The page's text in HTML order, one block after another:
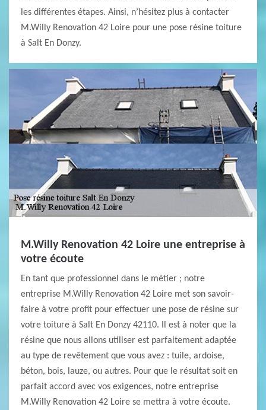
les différentes étapes. Ainsi, n’hésitez plus à contacter
M.Willy Renovation 42 Loire pour une pose résine toiture
à Salt En Donzy.
M.Willy Renovation 42 Loire une entreprise à
votre écoute
En tant que professionnel dans le métier ; notre
entreprise M.Willy Renovation 42 Loire met son savoir-
faire à votre profit pour effectuer une pose de résine sur
votre toiture à Salt En Donzy 42110. Il est à noter que la
résine que nous allons utiliser est parfaitement adaptée
au type de revêtement que vous avez : tuile, ardoise,
béton, bois, lauze, ou autres. Pour que le résultat soit en
parfait accord avec vos exigences, notre entreprise
M.Willy Renovation 42 Loire se mettra à votre écoute.